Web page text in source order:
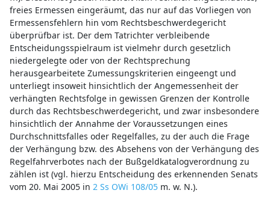
freies Ermessen eingeräumt, das nur auf das Vorliegen von
Ermessensfehlern hin vom Rechtsbeschwerdegericht
überprüfbar ist. Der dem Tatrichter verbleibende
Entscheidungsspielraum ist vielmehr durch gesetzlich
niedergelegte oder von der Rechtsprechung
herausgearbeitete Zumessungskriterien eingeengt und
unterliegt insoweit hinsichtlich der Angemessenheit der
verhängten Rechtsfolge in gewissen Grenzen der Kontrolle
durch das Rechtsbeschwerdegericht, und zwar insbesondere
hinsichtlich der Annahme der Voraussetzungen eines
Durchschnittsfalles oder Regelfalles, zu der auch die Frage
der Verhängung bzw. des Absehens von der Verhängung des
Regelfahrverbotes nach der Bußgeldkatalogverordnung zu
zählen ist (vgl. hierzu Entscheidung des erkennenden Senats
vom 20. Mai 2005 in 2 Ss OWi 108/05m. w. N.).